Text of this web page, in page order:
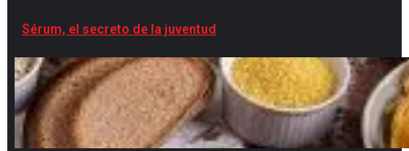
Sérum, el secreto de la juventud